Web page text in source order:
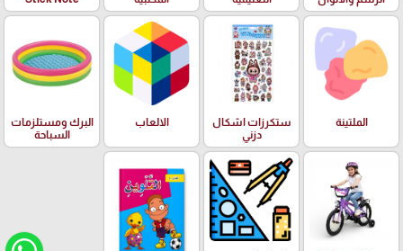
الملتينة
ستكرزات اشكال
دزني
الالعاب
البرك ومستلزمات
السباحة